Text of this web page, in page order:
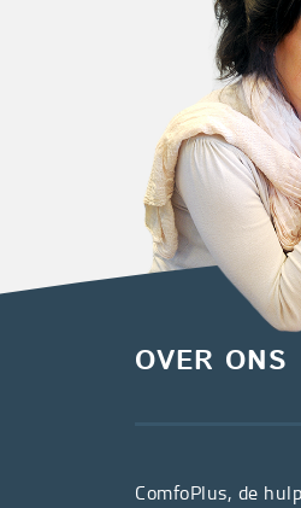
OVER ONS
ComfoPlus, de